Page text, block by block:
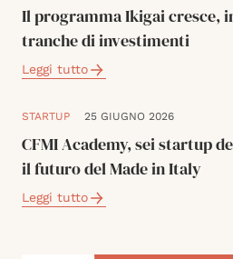
Il programma Ikigai cresce,
tranche di investimenti
Leggi tutto
STARTUP 25 GIUGNO 2026
CFMI Academy, sei startup
il futuro del Made in Italy
Leggi tutto